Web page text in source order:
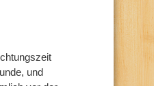
und